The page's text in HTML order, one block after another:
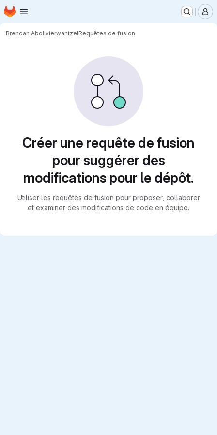
Passer au contenu principal
Page d'accueil
Brendan AbolivierwantzelRequêtes de fusion
Créer une requête de fusion
pour suggérer des
modifications pour le dépôt.
Utiliser les requêtes de fusion pour proposer, collaborer
et examiner des modifications de code en équipe.